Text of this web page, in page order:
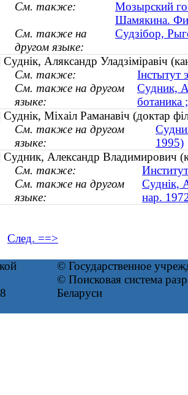
См. также:
Мозырский
Шамякина.
См. также на
другом языке:
Судзібор,
Суднік, Аляксандр Уладзіміравіч
См. также:
Інстытут
См. также на другом
языке:
Судник,
ботаника
Суднік, Міхаіл Раманавіч (доктар
См. также на другом
языке:
1995)
Судник, Александр Владимирович
См. также:
См. также на другом
языке:
Суднік,
нар.
След. ==>
© Государственное
© Поисковая система
Беларуси